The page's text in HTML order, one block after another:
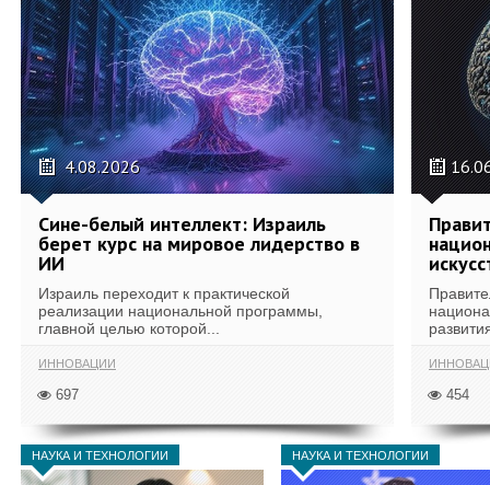
4.08.2026
Сине-белый интеллект: Израиль
берет курс на мировое лидерство в
ИИ
Израиль переходит к практической
реализации национальной программы,
главной целью которой...
ИННОВАЦИИ
697 454
НАУКА И ТЕХНОЛОГИИ НАУКА И ТЕХНОЛОГИИ